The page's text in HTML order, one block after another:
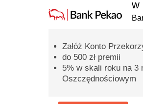
w
Załóż Konto
do 500 zł premii
5% w skali roku na 3
Oszczędnościowym